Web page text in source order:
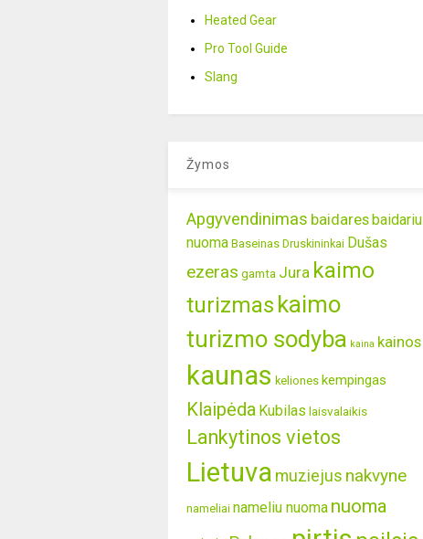
Heated Gear
Pro Tool Guide
Slang
Žymos
Apgyvendinimas baidaresbaidariu
nuoma Baseinas Druskininkai Dušas
ezeras gamta Jura kaimo
turizmas kaimo
turizmo sodyba kaina kainos
kaunas keliones kempingas
Klaipėda Kubilas laisvalaikis
Lankytinos vietos
Lietuva muziejus nakvyne
nameliai nameliu nuoma nuoma